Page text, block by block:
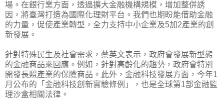
場。在銀行業方面，透過擴大金融機構規模，增加整併誘
因，將臺灣打造為國際化理財平台。我們也期盼能借助金融
的力量，促使產業轉型，全力支持中小企業及5加2產業的創
新發展。
針對特殊民生及社會需求，蔡英文表示，政府會發展新型態
的金融商品來回應。例如，針對高齡化的趨勢，政府會特別
開發長照產業的保險商品。此外，金融科技發展方面，今年1
月公布的「金融科技創新實驗條例」，也是全球第1部金融監
理沙盒相關法律。